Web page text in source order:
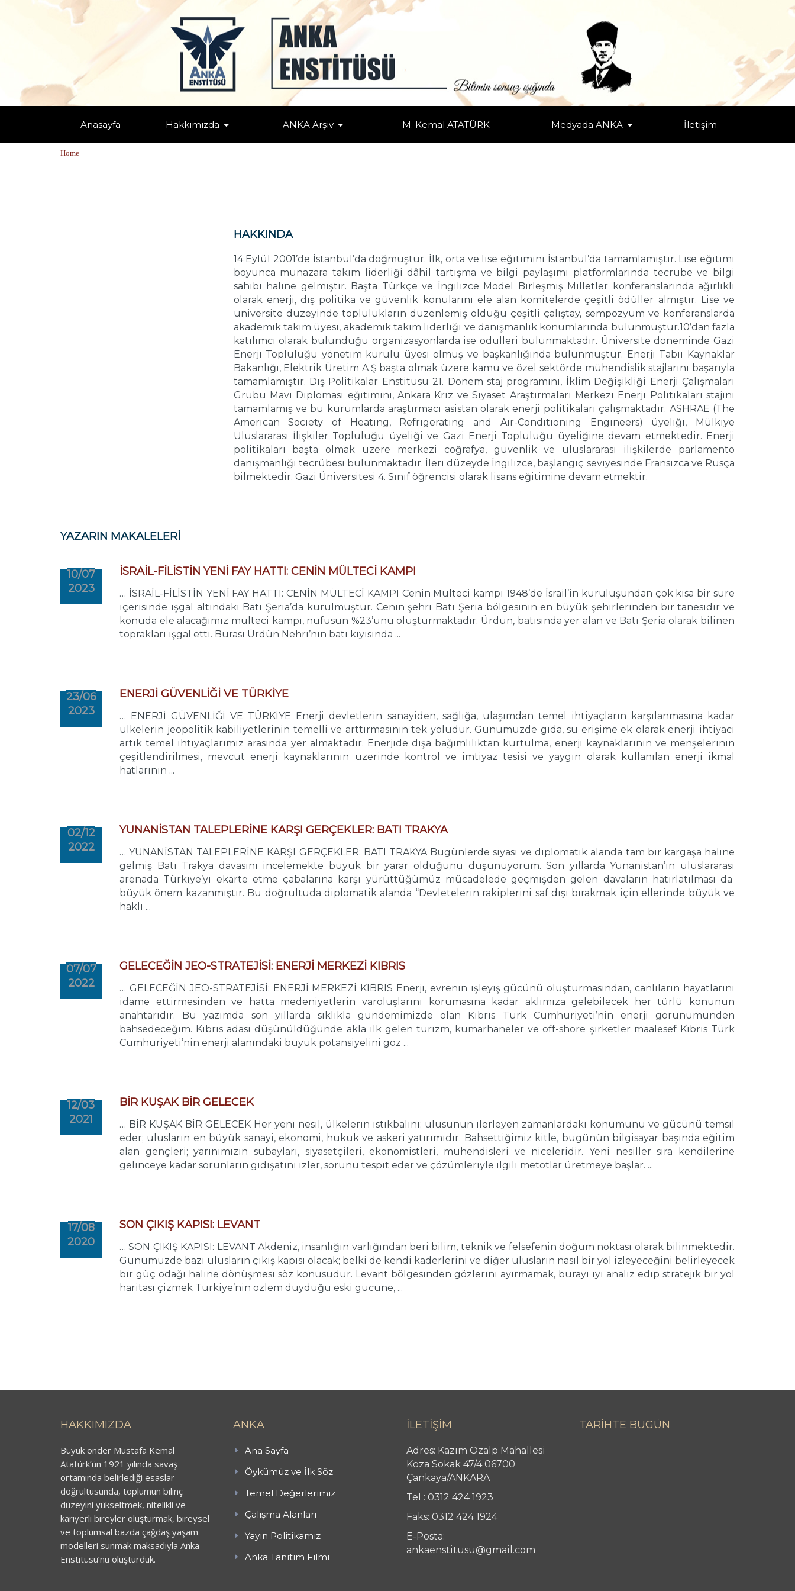
Anasayfa Hakkımızda ANKA Arşiv M. Kemal ATATÜRK Medyada ANKA İletişim
Home
HAKKINDA
14 Eylül 2001’de İstanbul’da doğmuştur. İlk, orta ve lise eğitimini İstanbul’da tamamlamıştır. Lise eğitimi
boyunca münazara takım liderliği dâhil tartışma ve bilgi paylaşımı platformlarında tecrübe ve bilgi
sahibi haline gelmiştir. Başta Türkçe ve İngilizce Model Birleşmiş Milletler konferanslarında ağırlıklı
olarak enerji, dış politika ve güvenlik konularını ele alan komitelerde çeşitli ödüller almıştır. Lise ve
üniversite düzeyinde toplulukların düzenlemiş olduğu çeşitli çalıştay, sempozyum ve konferanslarda
akademik takım üyesi, akademik takım liderliği ve danışmanlık konumlarında bulunmuştur.10’dan fazla
katılımcı olarak bulunduğu organizasyonlarda ise ödülleri bulunmaktadır. Üniversite döneminde Gazi
Enerji Topluluğu yönetim kurulu üyesi olmuş ve başkanlığında bulunmuştur. Enerji Tabii Kaynaklar
Bakanlığı, Elektrik Üretim A.Ş başta olmak üzere kamu ve özel sektörde mühendislik stajlarını başarıyla
tamamlamıştır. Dış Politikalar Enstitüsü 21. Dönem staj programını, İklim Değişikliği Enerji Çalışmaları
Grubu Mavi Diplomasi eğitimini, Ankara Kriz ve Siyaset Araştırmaları Merkezi Enerji Politikaları stajını
tamamlamış ve bu kurumlarda araştırmacı asistan olarak enerji politikaları çalışmaktadır. ASHRAE (The
American Society of Heating, Refrigerating and Air-Conditioning Engineers) üyeliği, Mülkiye
Uluslararası İlişkiler Topluluğu üyeliği ve Gazi Enerji Topluluğu üyeliğine devam etmektedir. Enerji
politikaları başta olmak üzere merkezi coğrafya, güvenlik ve uluslararası ilişkilerde parlamento
danışmanlığı tecrübesi bulunmaktadır. İleri düzeyde İngilizce, başlangıç seviyesinde Fransızca ve Rusça
bilmektedir. Gazi Üniversitesi 4. Sınıf öğrencisi olarak lisans eğitimine devam etmektir.
YAZARIN MAKALELERİ
10/07
2023
İSRAİL-FİLİSTİN YENİ FAY HATTI: CENİN MÜLTECİ KAMPI
… İSRAİL-FİLİSTİN YENİ FAY HATTI: CENİN MÜLTECİ KAMPI Cenin Mülteci kampı 1948’de İsrail’in kuruluşundan çok kısa bir süre
içerisinde işgal altındaki Batı Şeria’da kurulmuştur. Cenin şehri Batı Şeria bölgesinin en büyük şehirlerinden bir tanesidir ve
konuda ele alacağımız mülteci kampı, nüfusun %23’ünü oluşturmaktadır. Ürdün, batısında yer alan ve Batı Şeria olarak bilinen
toprakları işgal etti. Burası Ürdün Nehri’nin batı kıyısında ...
23/06
2023
ENERJİ GÜVENLİĞİ VE TÜRKİYE
… ENERJİ GÜVENLİĞİ VE TÜRKİYE Enerji devletlerin sanayiden, sağlığa, ulaşımdan temel ihtiyaçların karşılanmasına kadar
ülkelerin jeopolitik kabiliyetlerinin temelli ve arttırmasının tek yoludur. Günümüzde gıda, su erişime ek olarak enerji ihtiyacı
artık temel ihtiyaçlarımız arasında yer almaktadır. Enerjide dışa bağımlılıktan kurtulma, enerji kaynaklarının ve menşelerinin
çeşitlendirilmesi, mevcut enerji kaynaklarının üzerinde kontrol ve imtiyaz tesisi ve yaygın olarak kullanılan enerji ikmal
hatlarının ...
02/12
2022
YUNANİSTAN TALEPLERİNE KARŞI GERÇEKLER: BATI TRAKYA
… YUNANİSTAN TALEPLERİNE KARŞI GERÇEKLER: BATI TRAKYA Bugünlerde siyasi ve diplomatik alanda tam bir kargaşa haline
gelmiş Batı Trakya davasını incelemekte büyük bir yarar olduğunu düşünüyorum. Son yıllarda Yunanistan’ın uluslararası
arenada Türkiye’yi ekarte etme çabalarına karşı yürüttüğümüz mücadelede geçmişden gelen davaların hatırlatılması da
büyük önem kazanmıştır. Bu doğrultuda diplomatik alanda “Devletelerin rakiplerini saf dışı bırakmak için ellerinde büyük ve
haklı ...
07/07
2022
GELECEĞİN JEO-STRATEJİSİ: ENERJİ MERKEZİ KIBRIS
… GELECEĞİN JEO-STRATEJİSİ: ENERJİ MERKEZİ KIBRIS Enerji, evrenin işleyiş gücünü oluşturmasından, canlıların hayatlarını
idame ettirmesinden ve hatta medeniyetlerin varoluşlarını korumasına kadar aklımıza gelebilecek her türlü konunun
anahtarıdır. Bu yazımda son yıllarda sıklıkla gündemimizde olan Kıbrıs Türk Cumhuriyeti’nin enerji görünümünden
bahsedeceğim. Kıbrıs adası düşünüldüğünde akla ilk gelen turizm, kumarhaneler ve off-shore şirketler maalesef Kıbrıs Türk
Cumhuriyeti’nin enerji alanındaki büyük potansiyelini göz ...
12/03
2021
BİR KUŞAK BİR GELECEK
… BİR KUŞAK BİR GELECEK Her yeni nesil, ülkelerin istikbalini; ulusunun ilerleyen zamanlardaki konumunu ve gücünü temsil
eder; ulusların en büyük sanayi, ekonomi, hukuk ve askeri yatırımıdır. Bahsettiğimiz kitle, bugünün bilgisayar başında eğitim
alan gençleri; yarınımızın subayları, siyasetçileri, ekonomistleri, mühendisleri ve niceleridir. Yeni nesiller sıra kendilerine
gelinceye kadar sorunların gidişatını izler, sorunu tespit eder ve çözümleriyle ilgili metotlar üretmeye başlar. ...
17/08
2020
SON ÇIKIŞ KAPISI: LEVANT
… SON ÇIKIŞ KAPISI: LEVANT Akdeniz, insanlığın varlığından beri bilim, teknik ve felsefenin doğum noktası olarak bilinmektedir.
Günümüzde bazı ulusların çıkış kapısı olacak; belki de kendi kaderlerini ve diğer ulusların nasıl bir yol izleyeceğini belirleyecek
bir güç odağı haline dönüşmesi söz konusudur. Levant bölgesinden gözlerini ayırmamak, burayı iyi analiz edip stratejik bir yol
haritası çizmek Türkiye’nin özlem duyduğu eski gücüne, ...
HAKKIMIZDA
Büyük önder Mustafa Kemal
Atatürk’ün 1921 yılında savaş
ortamında belirlediği esaslar
doğrultusunda, toplumun bilinç
düzeyini yükseltmek, nitelikli ve
kariyerli bireyler oluşturmak, bireysel
ve toplumsal bazda çağdaş yaşam
modelleri sunmak maksadıyla Anka
Enstitüsü’nü oluşturduk.
ANKA
Ana Sayfa
Öykümüz ve İlk Söz
Temel Değerlerimiz
Çalışma Alanları
Yayın Politikamız
Anka Tanıtım Filmi
İLETİŞİM
Adres: Kazım Özalp Mahallesi
Koza Sokak 47/4 06700
Çankaya/ANKARA
Tel : 0312 424 1923
Faks: 0312 424 1924
E-Posta:
ankaenstitusu@gmail.com
TARİHTE BUGÜN